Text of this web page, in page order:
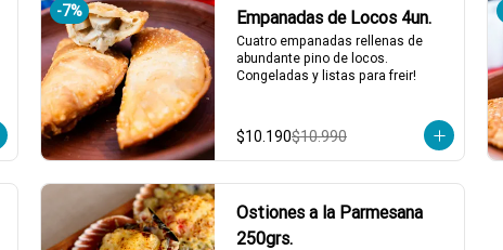
-7% Empanadas de Locos 4un.
Cuatro empanadas rellenas de
abundante pino de locos.
Congeladas y listas para freir!
$10.190$10.990
Ostiones a la Parmesana
250grs.